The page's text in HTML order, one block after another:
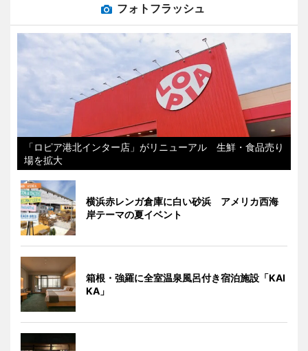
フォトフラッシュ
「ロピア港北インター店」がリニューアル 生鮮・食品売り
場を拡大
横浜赤レンガ倉庫に白い砂浜 アメリカ西海
岸テーマの夏イベント
箱根・強羅に全室温泉風呂付き宿泊施設「KAI
KA」